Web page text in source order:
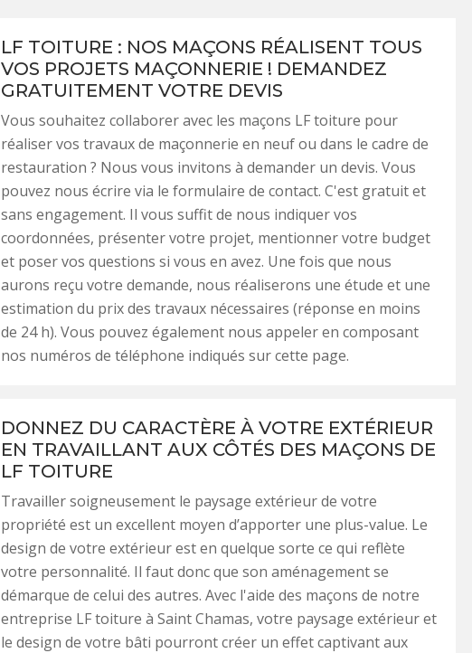
LF TOITURE : NOS MAÇONS RÉALISENT TOUS
VOS PROJETS MAÇONNERIE ! DEMANDEZ
GRATUITEMENT VOTRE DEVIS
Vous souhaitez collaborer avec les maçons LF toiture pour
réaliser vos travaux de maçonnerie en neuf ou dans le cadre de
restauration ? Nous vous invitons à demander un devis. Vous
pouvez nous écrire via le formulaire de contact. C'est gratuit et
sans engagement. Il vous suffit de nous indiquer vos
coordonnées, présenter votre projet, mentionner votre budget
et poser vos questions si vous en avez. Une fois que nous
aurons reçu votre demande, nous réaliserons une étude et une
estimation du prix des travaux nécessaires (réponse en moins
de 24 h). Vous pouvez également nous appeler en composant
nos numéros de téléphone indiqués sur cette page.
DONNEZ DU CARACTÈRE À VOTRE EXTÉRIEUR
EN TRAVAILLANT AUX CÔTÉS DES MAÇONS DE
LF TOITURE
Travailler soigneusement le paysage extérieur de votre
propriété est un excellent moyen d’apporter une plus-value. Le
design de votre extérieur est en quelque sorte ce qui reflète
votre personnalité. Il faut donc que son aménagement se
démarque de celui des autres. Avec l'aide des maçons de notre
entreprise LF toiture à Saint Chamas, votre paysage extérieur et
le design de votre bâti pourront créer un effet captivant aux